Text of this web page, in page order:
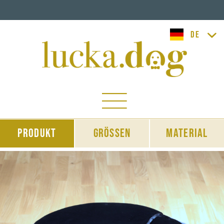
lucka.dog
Produkt Grössen Material